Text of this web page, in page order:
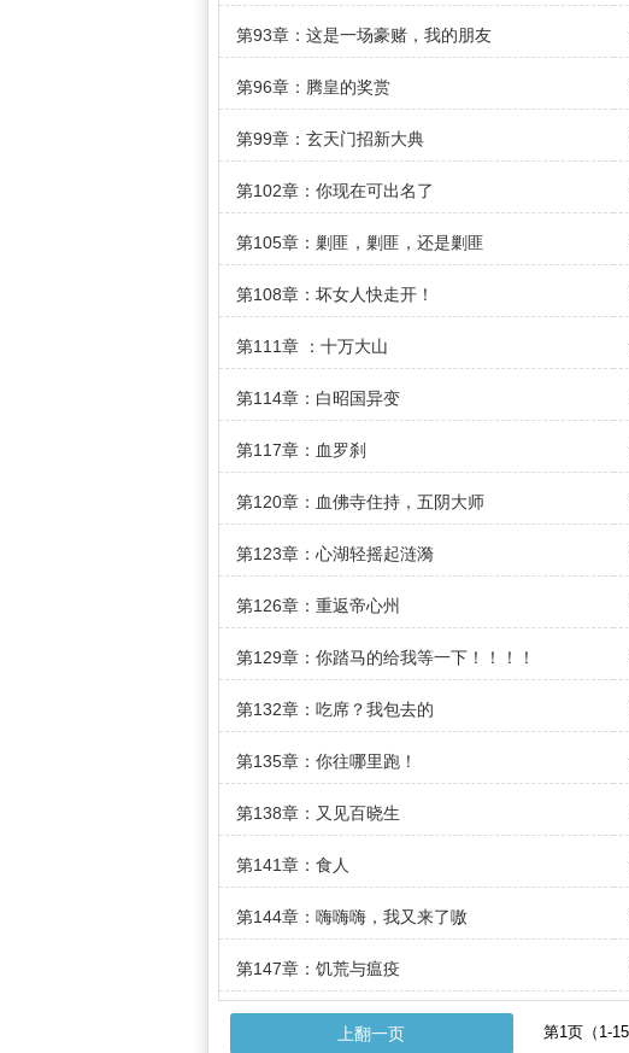
第93章：这是一场豪赌，我的朋友
第96章：腾皇的奖赏
第99章：玄天门招新大典
第102章：你现在可出名了
第105章：剿匪，剿匪，还是剿匪
第108章：坏女人快走开！
第111章 ：十万大山
第114章：白昭国异变
第117章：血罗刹
第120章：血佛寺住持，五阴大师
第123章：心湖轻摇起涟漪
第126章：重返帝心州
第129章：你踏马的给我等一下！！！！
第132章：吃席？我包去的
第135章：你往哪里跑！
第138章：又见百晓生
第141章：食人
第144章：嗨嗨嗨，我又来了嗷
第147章：饥荒与瘟疫
上翻一页